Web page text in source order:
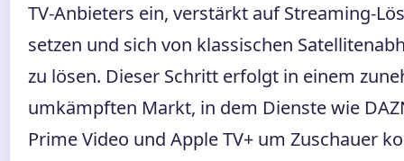
TV-Anbieters ein, verstärkt auf Streaming-
setzen und sich von klassischen
zu lösen. Dieser Schritt erfolgt in einem
umkämpften Markt, in dem Dienste wie
Prime Video und Apple TV+ um Zuschauer